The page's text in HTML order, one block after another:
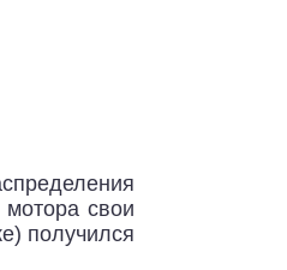
свои
получился